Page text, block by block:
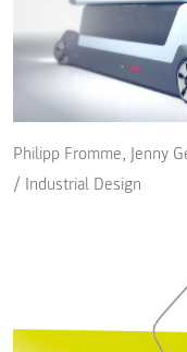
Philipp Fromme, Jenny
/ Industrial Design